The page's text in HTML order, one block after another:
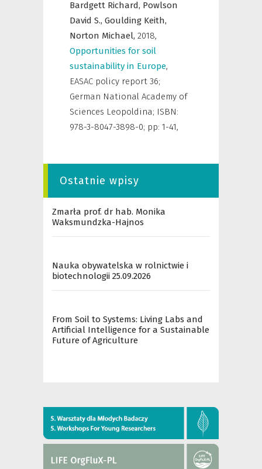
Bardgett Richard, Powlson
David S., Goulding Keith,
Norton Michael, 2018,
Opportunities for soil
sustainability in Europe,
EASAC policy report 36;
German National Academy of
Sciences Leopoldina; ISBN:
978-3-8047-3898-0; pp: 1-41,
Ostatnie wpisy
Zmarła prof. dr hab. Monika
Waksmundzka-Hajnos
Nauka obywatelska w rolnictwie i
biotechnologii 25.09.2026
From Soil to Systems: Living Labs and
Artificial Intelligence for a Sustainable
Future of Agriculture